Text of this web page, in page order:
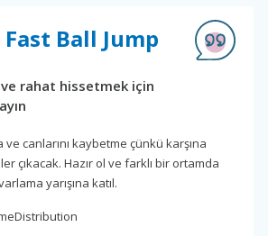
Ball Jump
rahat hissetmek için
ve canlarını kaybetme çünkü karşına
çıkacak. Hazır ol ve farklı bir ortamda
yarışına katıl.